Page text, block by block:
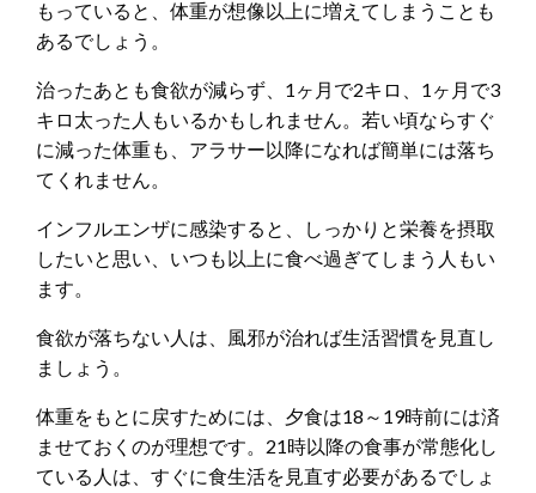
もっていると、体重が想像以上に増えてしまうことも
あるでしょう。
治ったあとも食欲が減らず、1ヶ月で2キロ、1ヶ月で3
キロ太った人もいるかもしれません。若い頃ならすぐ
に減った体重も、アラサー以降になれば簡単には落ち
てくれません。
インフルエンザに感染すると、しっかりと栄養を摂取
したいと思い、いつも以上に食べ過ぎてしまう人もい
ます。
食欲が落ちない人は、風邪が治れば生活習慣を見直し
ましょう。
体重をもとに戻すためには、夕食は18～19時前には済
ませておくのが理想です。21時以降の食事が常態化し
ている人は、すぐに食生活を見直す必要があるでしょ